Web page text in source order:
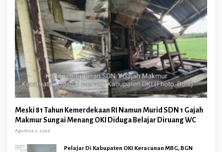
Meski 81 Tahun Kemerdekaan RI Namun Murid SDN 1 Gajah
Makmur Sungai Menang OKI Diduga Belajar Diruang WC
Agustus 2, 2026
Pelajar Di Kabupaten OKI Keracunan MBG, BGN